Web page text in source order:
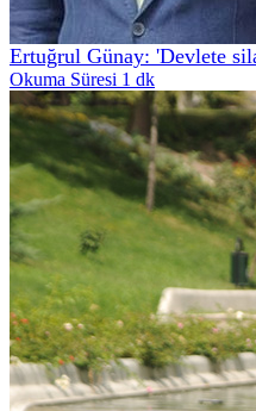
Ertuğrul Günay: 'Devlete
Okuma Süresi 1 dk